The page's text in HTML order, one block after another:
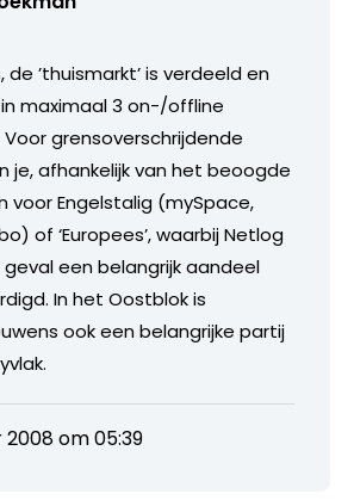
de ’thuismarkt’ is verdeeld en
maximaal 3 on-/offline
grensoverschrijdende
je, afhankelijk van het beoogde
voor Engelstalig (mySpace,
of ‘Europees’, waarbij Netlog
een belangrijk aandeel
In het Oostblok is
ook een belangrijke partij
om 05:39